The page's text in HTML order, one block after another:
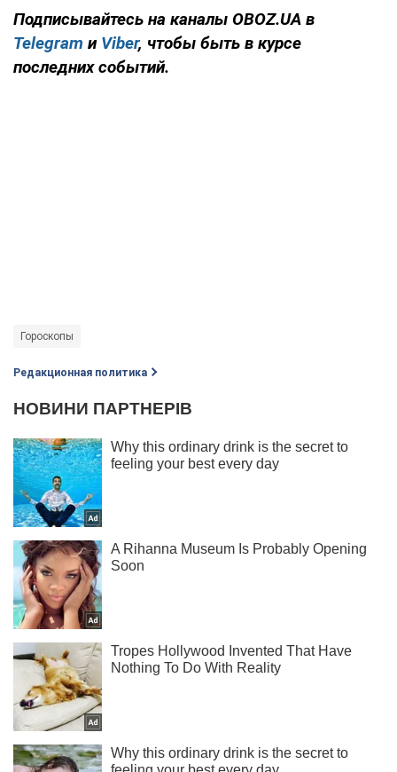
Подписывайтесь на каналы OBOZ.UA в
Telegram и Viber, чтобы быть в курсе
последних событий.
Гороскопы
Редакционная политика